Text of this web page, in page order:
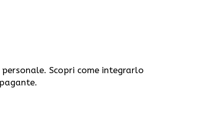
personale. Scopri come integrarlo